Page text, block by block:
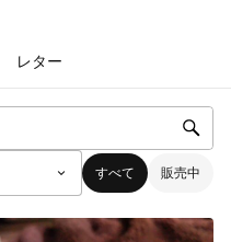
レター
すべて 販売中